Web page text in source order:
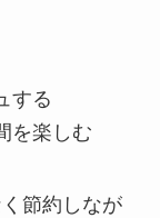
する
を楽しむ
節約しなが